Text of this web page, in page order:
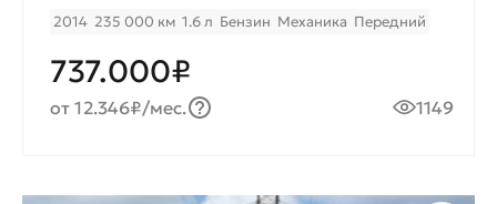
2014 235 000 км 1.6 л Бензин Механика Передний
737.000₽
от 12.346₽/мес. 1149